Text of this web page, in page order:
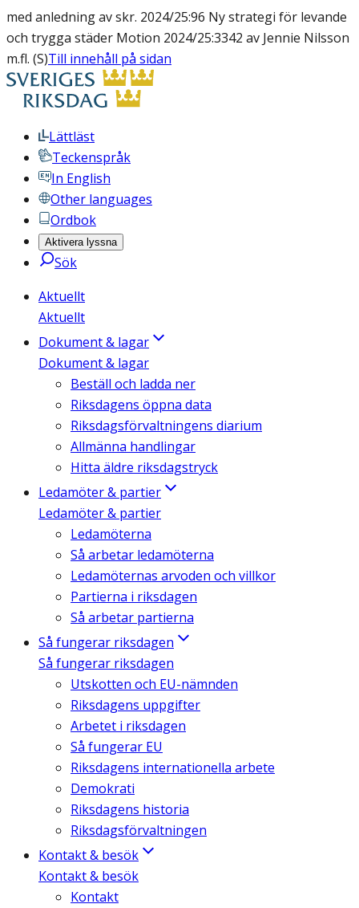
med anledning av skr. 2024/25:96 Ny strategi för levande
och trygga städer Motion 2024/25:3342 av Jennie Nilsson
m.fl. (S)Till innehåll på sidan
Lättläst
Teckenspråk
In English
Other languages
Ordbok
Aktivera lyssna
Sök
Aktuellt
Aktuellt
Dokument & lagar
Dokument & lagar
Beställ och ladda ner
Riksdagens öppna data
Riksdagsförvaltningens diarium
Allmänna handlingar
Hitta äldre riksdagstryck
Ledamöter & partier
Ledamöter & partier
Ledamöterna
Så arbetar ledamöterna
Ledamöternas arvoden och villkor
Partierna i riksdagen
Så arbetar partierna
Så fungerar riksdagen
Så fungerar riksdagen
Utskotten och EU-nämnden
Riksdagens uppgifter
Arbetet i riksdagen
Så fungerar EU
Riksdagens internationella arbete
Demokrati
Riksdagens historia
Riksdagsförvaltningen
Kontakt & besök
Kontakt & besök
Kontakt